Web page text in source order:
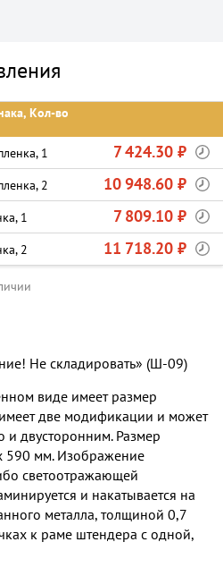
Кол-во
1
7 424.30 ₽
2 10 948.60 ₽
1 7 809.10 ₽
2 11 718.20 ₽
Не складировать» (Ш-09)
виде имеет размер
две модификации и может
двусторонним. Размер
590 мм. Изображение
светоотражающей
и накатывается на
металла, толщиной 0,7
к раме штендера с одной,